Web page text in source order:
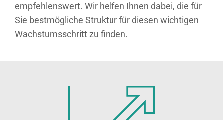
empfehlenswert. Wir helfen Ihnen dabei, die für
Sie bestmögliche Struktur für diesen wichtigen
Wachstumsschritt zu finden.